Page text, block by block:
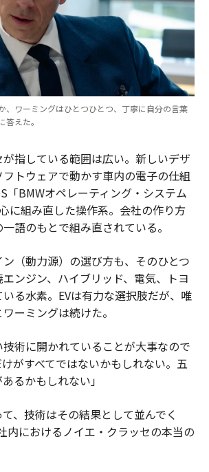
、ワーミングはひとつひとつ、丁寧に自分の言葉
えた。
指している範囲は広い。新しいデザ
トウェアで動かす車内の電子の仕組
「BMWオペレーティング・システム
に組み直した操作系。会社の作り方
語のもとで組み直されている。
（動力源）の選び方も、そのひとつ
ンジン、ハイブリッド、電気、トヨ
る水素。EVは有力な選択肢だが、唯
ーミングは続けた。
技術に開かれていることが大事なので
がすべてではないかもしれない。五
るかもしれない」
、技術はその結果として並んでく
内におけるノイエ・クラッセの本当の